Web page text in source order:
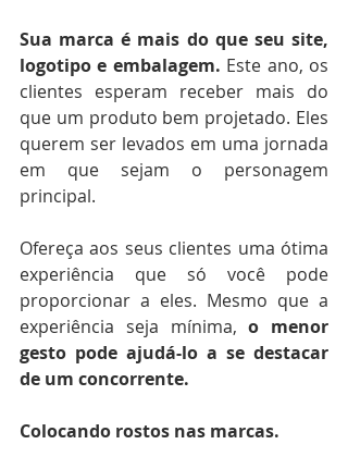
Sua marca é mais do que seu site,
logotipo e embalagem. Este ano, os
clientes esperam receber mais do
que um produto bem projetado. Eles
querem ser levados em uma jornada
em que sejam o personagem
principal.
Ofereça aos seus clientes uma ótima
experiência que só você pode
proporcionar a eles. Mesmo que a
experiência seja mínima, o menor
gesto pode ajudá-lo a se destacar
de um concorrente.
Colocando rostos nas marcas.